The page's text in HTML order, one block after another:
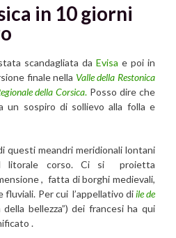
in 10 giorni
scandagliata da Evisa e poi in
finale nella Valle della Restonica
della Corsica. Posso dire che
un sospiro di sollievo alla folla e
questi meandri meridionali lontani
litorale corso. Ci si proietta
, fatta di borghi medievali,
Per cui l’appellativo diile de
della bellezza”) dei francesi ha qui
.